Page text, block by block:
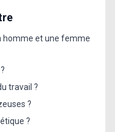
homme et une femme
travail ?
?
?